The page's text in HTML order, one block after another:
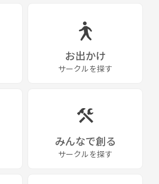
お出かけ
サークルを探す
みんなで創る
サークルを探す